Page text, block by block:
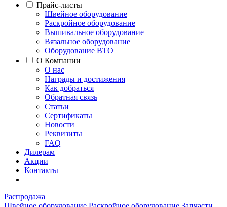
Прайс-листы
Швейное оборудование
Раскройное оборудование
Вышивальное оборудование
Вязальное оборудование
Оборудование ВТО
О Компании
О нас
Награды и достижения
Как добраться
Обратная связь
Статьи
Сертификаты
Новости
Реквизиты
FAQ
Дилерам
Акции
Контакты
Распродажа